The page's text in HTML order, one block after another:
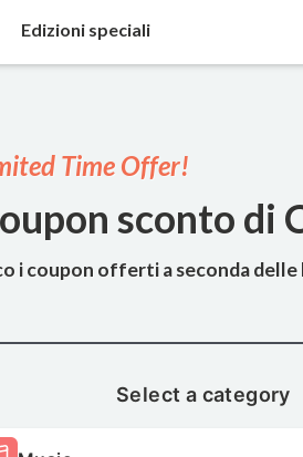
Edizioni speciali
Time Offer!
sconto di
i coupon offerti a seconda
Select a category